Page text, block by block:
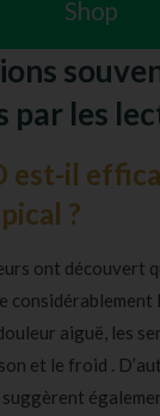
Shop
par les
est-il
?
ont découvert
considérablement
aiguë, les
et le froid .